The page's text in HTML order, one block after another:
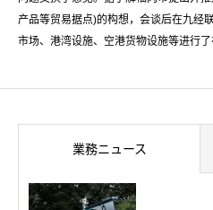
产品等贸易据点)的构想，会谈后在九经
市场、港湾设施、空港货物设施等进行了
業務ニュース